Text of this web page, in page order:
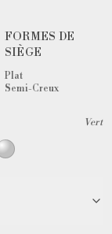
FORMES DE
SIÈGE
Plat
Semi-Creux
Vert